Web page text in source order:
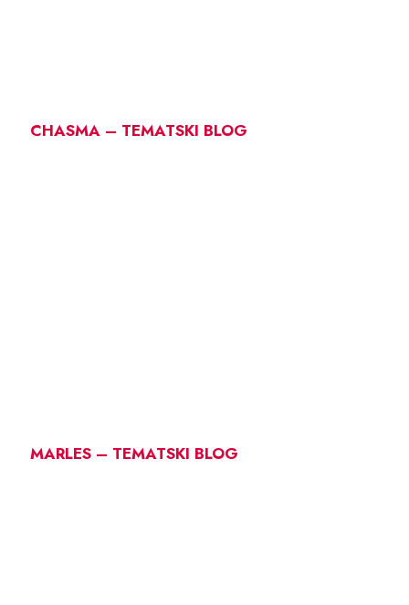
CHASMA – TEMATSKI BLOG
MARLES – TEMATSKI BLOG